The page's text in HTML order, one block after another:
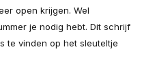
open krijgen. Wel
je nodig hebt. Dit schrijf
te vinden op het sleuteltje